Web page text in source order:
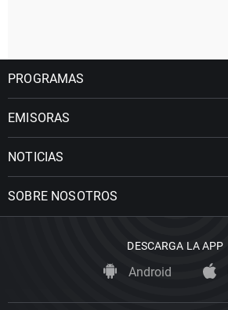
PROGRAMAS
EMISORAS
NOTICIAS
SOBRE NOSOTROS
DESCARGA LA APP
Android